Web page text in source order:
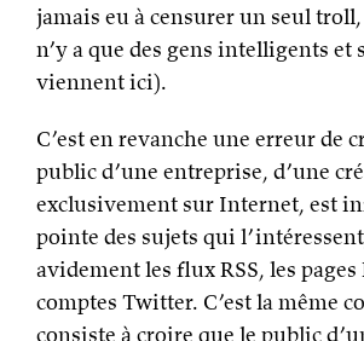
jamais eu à censurer un seul
n’y a que des gens intelligents et
viennent ici).
C’est en revanche une erreur de
public d’une entreprise, d’une
exclusivement sur Internet, est
pointe des sujets qui
avidement les flux RSS, les pages
comptes Twitter. C’est la même
consiste à croire que le public